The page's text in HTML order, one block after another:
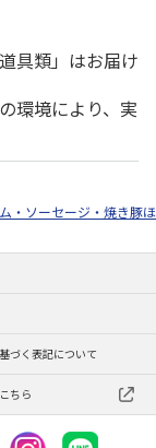
具類」はお届け
環境により、実
・ソーセージ・焼き豚
づく表記について
ちら